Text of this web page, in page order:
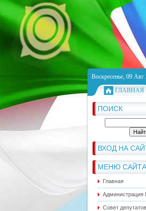
Воскресенье, 09
ГЛАВНАЯ
ПОИСК
ВХОД НА
МЕНЮ САЙТА
Главная
Совет депутатов